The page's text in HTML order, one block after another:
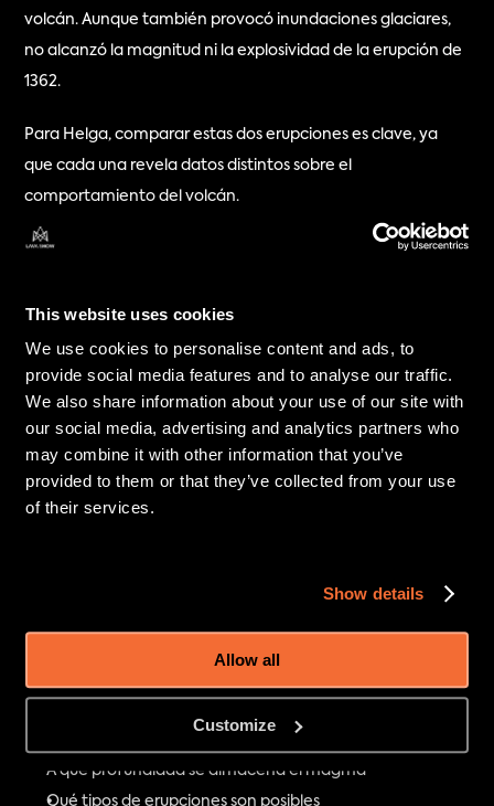
This website uses cookies
We use cookies to personalise content and ads, to
provide social media features and to analyse our traffic.
We also share information about your use of our site with
our social media, advertising and analytics partners who
may combine it with other information that you’ve
provided to them or that they’ve collected from your use
of their services.
Show details
Allow all
Customize
volcán. Aunque también provocó inundaciones glaciares,
no alcanzó la magnitud ni la explosividad de la erupción de
1362.
Para Helga, comparar estas dos erupciones es clave, ya
que cada una revela datos distintos sobre el
comportamiento del volcán.
Öræfajökull hoy en día?
literalmente.
Estudia petrología experimental, lo que significa recrear las
condiciones volcánicas en el laboratorio. Usando diminutas
cápsulas de oro, funde material volcánico bajo condiciones
posibles magmas del Öræfajökull.
A qué profundidad se almacena el magma
Qué tipos de erupciones son posibles